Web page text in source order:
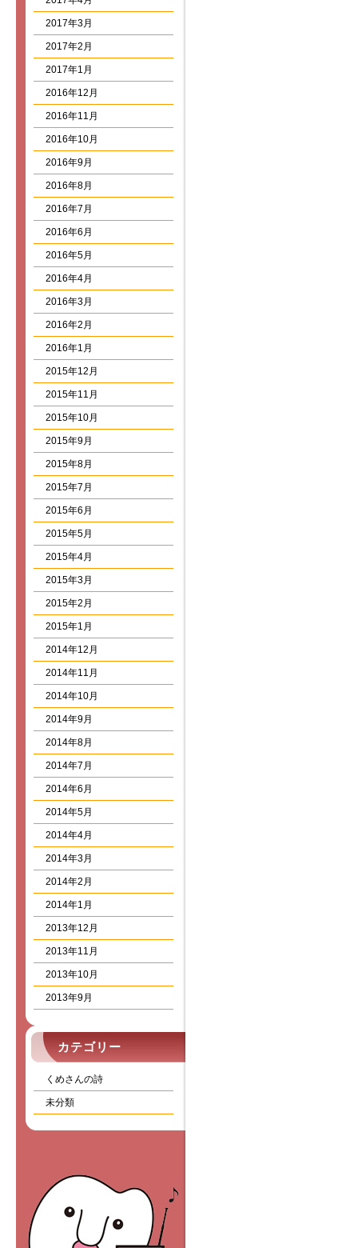
2017年3月
2017年2月
2017年1月
2016年12月
2016年11月
2016年10月
2016年9月
2016年8月
2016年7月
2016年6月
2016年5月
2016年4月
2016年3月
2016年2月
2016年1月
2015年12月
2015年11月
2015年10月
2015年9月
2015年8月
2015年7月
2015年6月
2015年5月
2015年4月
2015年3月
2015年2月
2015年1月
2014年12月
2014年11月
2014年10月
2014年9月
2014年8月
2014年7月
2014年6月
2014年5月
2014年4月
2014年3月
2014年2月
2014年1月
2013年12月
2013年11月
2013年10月
2013年9月
カテゴリー
くめさんの詩
未分類